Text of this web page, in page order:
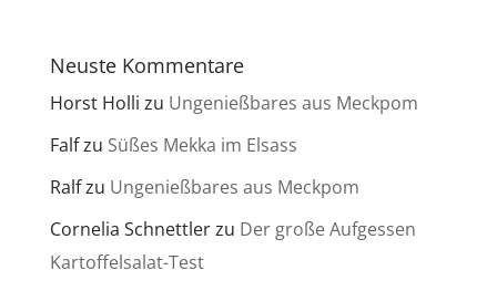
Neuste Kommentare
Horst Holli zu Ungenießbares aus Meckpom
Falfzu Süßes Mekka im Elsass
Ralfzu Ungenießbares aus Meckpom
Cornelia Schnettlerzu Der große Aufgessen
Kartoffelsalat-Test